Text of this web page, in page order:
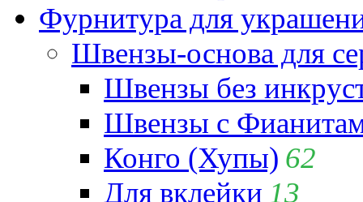
Фурнитура для
Швензы-основа для
Швензы без
Швензы с
Конго (Хупы) 62
Для вклейки 13